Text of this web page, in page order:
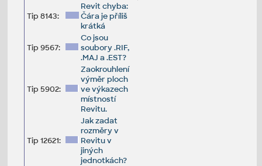
Tip 8143:
Revit chyba:
Čára je příliš
krátká
Tip 9567:
Co jsou
soubory .RIF,
.MAJ a .EST?
Tip 5902:
Zaokrouhlení
výměr ploch
ve výkazech
místností
Revitu.
Tip 12621:
Jak zadat
rozměry v
Revitu v
jiných
jednotkách?